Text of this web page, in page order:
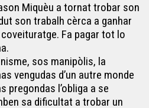
Miquèu a tornat trobar son
son trabalh cèrca a ganhar
Fa pagar tot lo
sos manipòlis, la
vengudas d’un autre monde
pregondas l’obliga a se
sa dificultat a trobar un